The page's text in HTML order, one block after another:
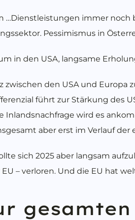
…Dienstleistungen immer noch
Pessimismus in
in den USA, langsame
den USA und Europa
führt zur Stärkung des
Inlandsnachfrage wird es
aber erst im Verlauf der
sich 2025 aber langsam
– verloren. Und die EU hat
gesamten